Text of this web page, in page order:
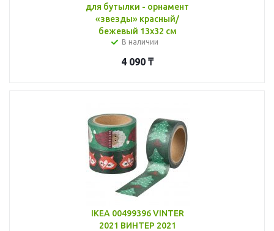
для бутылки - орнамент
«звезды» красный/
бежевый 13x32 см
В наличии
4 090 ₸
IKEA 00499396 VINTER
2021 ВИНТЕР 2021